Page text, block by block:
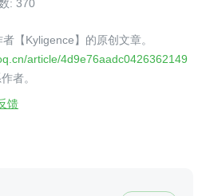
: 370
【Kyligence】的原创文章。
article/4d9e76aadc0426362149
者。
馈